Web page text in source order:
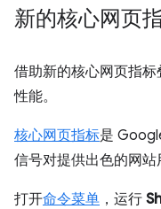
新的核心网页
借助新的核心网页指
性能。
核心网页指标是
信号对提供出色的网站
打开命令菜单 ，运行